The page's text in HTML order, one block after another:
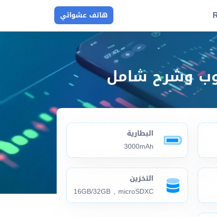
هاتف عشوائي
البطارية
3000mAh
التخزين
16GB/32GB , microSDXC